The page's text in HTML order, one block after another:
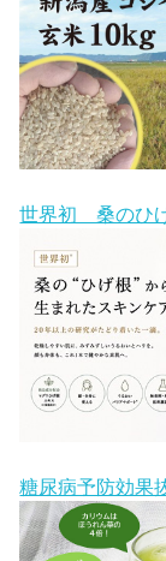
世界初 桑のひ
糖尿病予防効果